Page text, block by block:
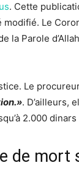
. Cette
Le
la Parole
Le procureur
. D’ailleurs,
2.000
de mort